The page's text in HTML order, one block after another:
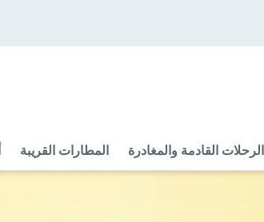
الرحلات القادمة والمغادرة المطارات القريبة